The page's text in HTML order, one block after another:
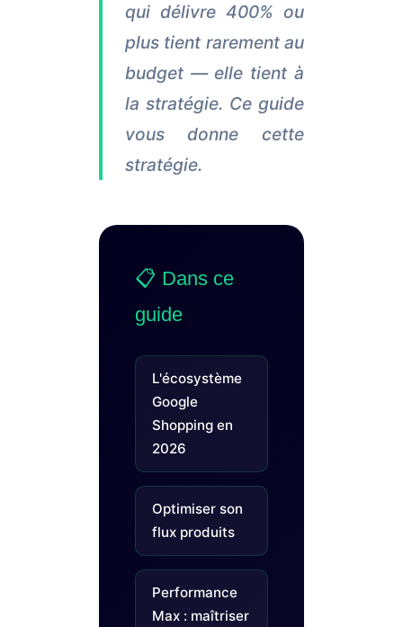
qui délivre 400% ou
plus tient rarement au
budget — elle tient à
la stratégie. Ce guide
vous donne cette
stratégie.
📋 Dans ce
guide
L'écosystème
Google
Shopping en
2026
Optimiser son
flux produits
Performance
Max : maîtriser